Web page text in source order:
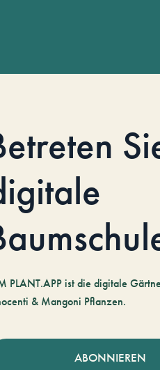
PLANT.APP ist die digitale
& Mangoni Pflanzen.
ABONNIEREN